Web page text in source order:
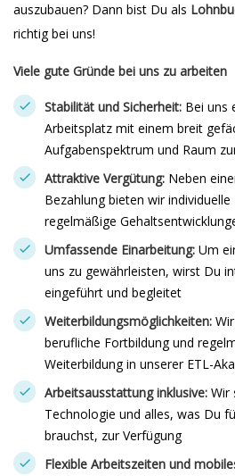
auszubauen? Dann bist Du als
richtig bei uns!
Viele gute Gründe bei uns zu arbeiten
Stabilität und Sicherheit: Bei uns
Arbeitsplatz mit einem breit
Aufgabenspektrum und Raum
Attraktive Vergütung: Neben
Bezahlung bieten wir
regelmäßige
Umfassende Einarbeitung: Um
uns zu gewährleisten, wirst Du
eingeführt und begleitet
Weiterbildungsmöglichkeiten:
berufliche Fortbildung und
Weiterbildung in unserer ETL-
Arbeitsausstattung inklusive: Wir
Technologie und alles, was Du
brauchst, zur Verfügung
Flexible Arbeitszeiten und